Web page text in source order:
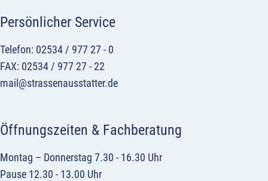
Persönlicher Service
Telefon: 02534 / 977 27 - 0
FAX: 02534 / 977 27 - 22
mail@strassenausstatter.de
Öffnungszeiten & Fachberatung
Montag – Donnerstag 7.30 - 16.30 Uhr
Pause 12.30 - 13.00 Uhr